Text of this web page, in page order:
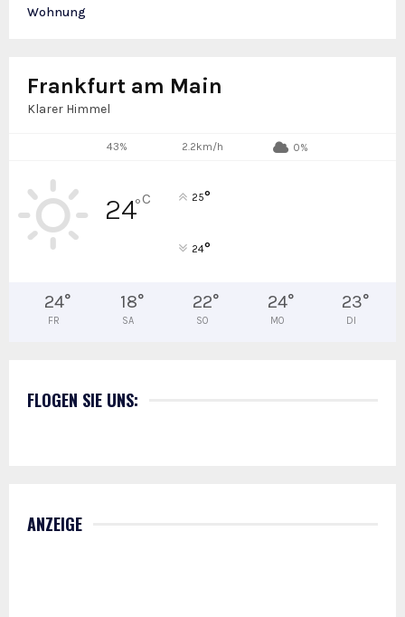
Wohnung
Frankfurt am Main
Klarer Himmel
43% 2.2km/h 0%
24°C 25°
24°
24°
FR
18°
SA
22°
SO
24°
MO
23°
DI
FLOGEN SIE UNS:
ANZEIGE